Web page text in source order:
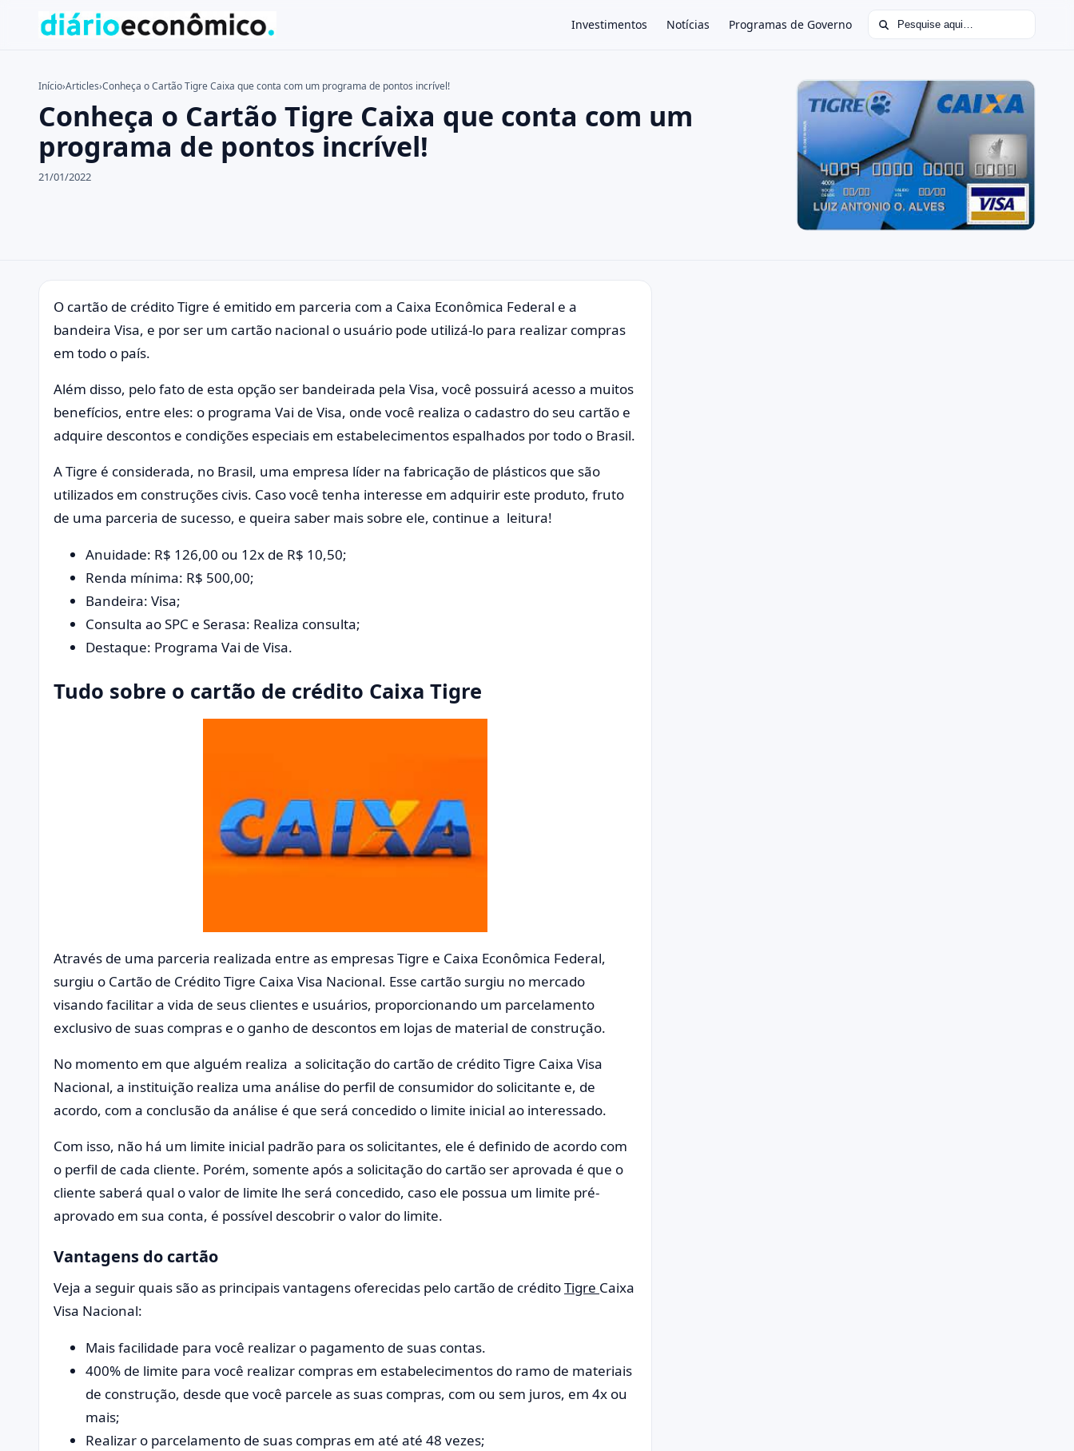
Investimentos Notícias Programas de Governo Buscar por:
Buscar no site ×
Pressione Enter para buscar ou ESC para fechar.
Início›Articles›Conheça o Cartão Tigre Caixa que conta com um programa de pontos incrível!
Conheça o Cartão Tigre Caixa que conta com um
programa de pontos incrível!
21/01/2022
O cartão de crédito Tigre é emitido em parceria com a Caixa Econômica Federal e a
bandeira Visa, e por ser um cartão nacional o usuário pode utilizá-lo para realizar compras
em todo o país.
Além disso, pelo fato de esta opção ser bandeirada pela Visa, você possuirá acesso a muitos
benefícios, entre eles: o programa Vai de Visa, onde você realiza o cadastro do seu cartão e
adquire descontos e condições especiais em estabelecimentos espalhados por todo o Brasil.
A Tigre é considerada, no Brasil, uma empresa líder na fabricação de plásticos que são
utilizados em construções civis. Caso você tenha interesse em adquirir este produto, fruto
de uma parceria de sucesso, e queira saber mais sobre ele, continue a leitura!
Anuidade: R$ 126,00 ou 12x de R$ 10,50;
Renda mínima: R$ 500,00;
Bandeira: Visa;
Consulta ao SPC e Serasa: Realiza consulta;
Destaque: Programa Vai de Visa.
Tudo sobre o cartão de crédito Caixa Tigre
Através de uma parceria realizada entre as empresas Tigre e Caixa Econômica Federal,
surgiu o Cartão de Crédito Tigre Caixa Visa Nacional. Esse cartão surgiu no mercado
visando facilitar a vida de seus clientes e usuários, proporcionando um parcelamento
exclusivo de suas compras e o ganho de descontos em lojas de material de construção.
No momento em que alguém realiza a solicitação do cartão de crédito Tigre Caixa Visa
Nacional, a instituição realiza uma análise do perfil de consumidor do solicitante e, de
acordo, com a conclusão da análise é que será concedido o limite inicial ao interessado.
Com isso, não há um limite inicial padrão para os solicitantes, ele é definido de acordo com
o perfil de cada cliente. Porém, somente após a solicitação do cartão ser aprovada é que o
cliente saberá qual o valor de limite lhe será concedido, caso ele possua um limite pré-
aprovado em sua conta, é possível descobrir o valor do limite.
Vantagens do cartão
Veja a seguir quais são as principais vantagens oferecidas pelo cartão de créditoTigre Caixa
Visa Nacional:
Mais facilidade para você realizar o pagamento de suas contas.
400% de limite para você realizar compras em estabelecimentos do ramo de materiais
de construção, desde que você parcele as suas compras, com ou sem juros, em 4x ou
mais;
Realizar o parcelamento de suas compras em até até 48 vezes;